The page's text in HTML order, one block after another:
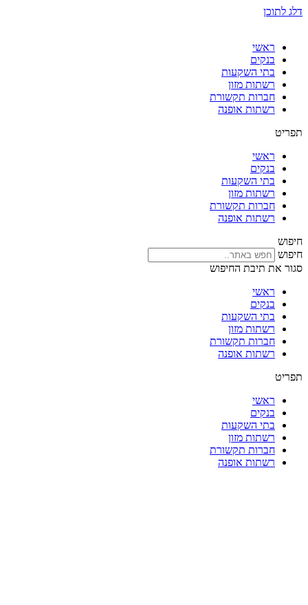
דלג לתוכן
ראשי
בנקים
בתי השקעות
רשתות מזון
חברות תקשורת
רשתות אופנה
תפריט
ראשי
בנקים
בתי השקעות
רשתות מזון
חברות תקשורת
רשתות אופנה
חיפוש
חיפוש
סגור את תיבת החיפוש
ראשי
בנקים
בתי השקעות
רשתות מזון
חברות תקשורת
רשתות אופנה
תפריט
ראשי
בנקים
בתי השקעות
רשתות מזון
חברות תקשורת
רשתות אופנה